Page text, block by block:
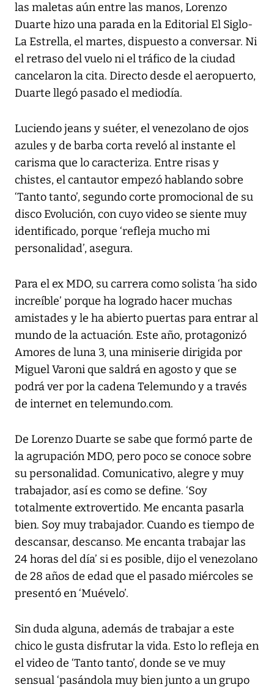
las maletas aún entre las manos, Lorenzo
Duarte hizo una parada en la Editorial El Siglo-
La Estrella, el martes, dispuesto a conversar. Ni
el retraso del vuelo ni el tráfico de la ciudad
cancelaron la cita. Directo desde el aeropuerto,
Duarte llegó pasado el mediodía.
Luciendo jeans y suéter, el venezolano de ojos
azules y de barba corta reveló al instante el
carisma que lo caracteriza. Entre risas y
chistes, el cantautor empezó hablando sobre
‘Tanto tanto’, segundo corte promocional de su
disco Evolución, con cuyo video se siente muy
identificado, porque ‘refleja mucho mi
personalidad’, asegura.
Para el ex MDO, su carrera como solista ‘ha sido
increíble’ porque ha logrado hacer muchas
amistades y le ha abierto puertas para entrar al
mundo de la actuación. Este año, protagonizó
Amores de luna 3, una miniserie dirigida por
Miguel Varoni que saldrá en agosto y que se
podrá ver por la cadena Telemundo y a través
de internet en telemundo.com.
De Lorenzo Duarte se sabe que formó parte de
la agrupación MDO, pero poco se conoce sobre
su personalidad. Comunicativo, alegre y muy
trabajador, así es como se define. ‘Soy
totalmente extrovertido. Me encanta pasarla
bien. Soy muy trabajador. Cuando es tiempo de
descansar, descanso. Me encanta trabajar las
24 horas del día’ si es posible, dijo el venezolano
de 28 años de edad que el pasado miércoles se
presentó en ‘Muévelo’.
Sin duda alguna, además de trabajar a este
chico le gusta disfrutar la vida. Esto lo refleja en
el video de ‘Tanto tanto’, donde se ve muy
sensual ‘pasándola muy bien junto a un grupo